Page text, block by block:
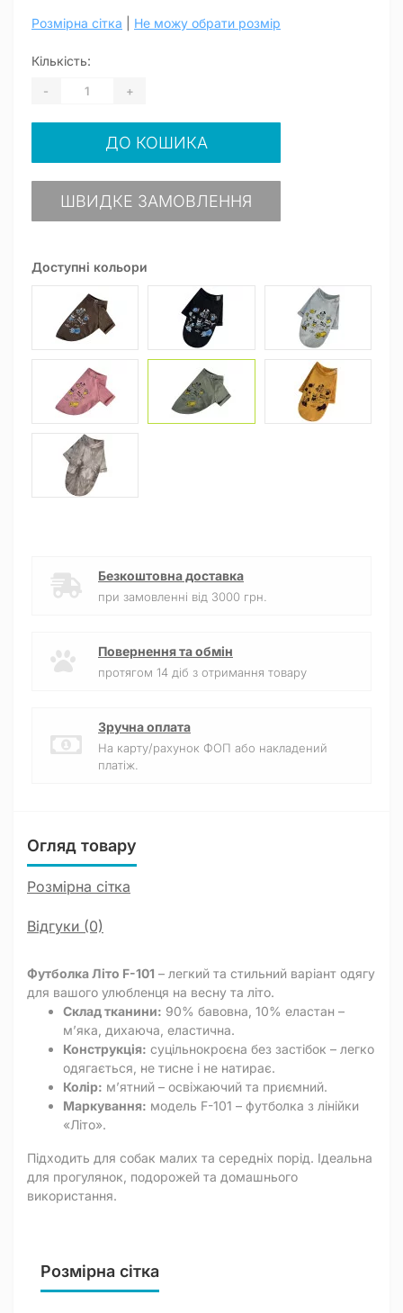
Доступні кольори
Розмірна сітка Не можу обрати розмір
Кількість:
- +
ДО КОШИКА
ШВИДКЕ ЗАМОВЛЕННЯ
Безкоштовна доставка
при замовленні від 3000 грн.
Повернення та обмін
протягом 14 діб з отримання товару
Зручна оплата
На карту/рахунок ФОП або накладений
платіж.
Огляд товару
Розмірна сітка
Відгуки (0)
Футболка Літо F-101 – легкий та стильний варіант одягу
для вашого улюбленця на весну та літо.
Склад тканини: 90% бавовна, 10% еластан –
м’яка, дихаюча, еластична.
Конструкція: суцільнокроєна без застібок – легко
одягається, не тисне і не натирає.
Колір: м’ятний – освіжаючий та приємний.
Маркування: модель F-101 – футболка з лінійки
«Літо».
Підходить для собак малих та середніх порід. Ідеальна
для прогулянок, подорожей та домашнього
використання.
Розмірна сітка